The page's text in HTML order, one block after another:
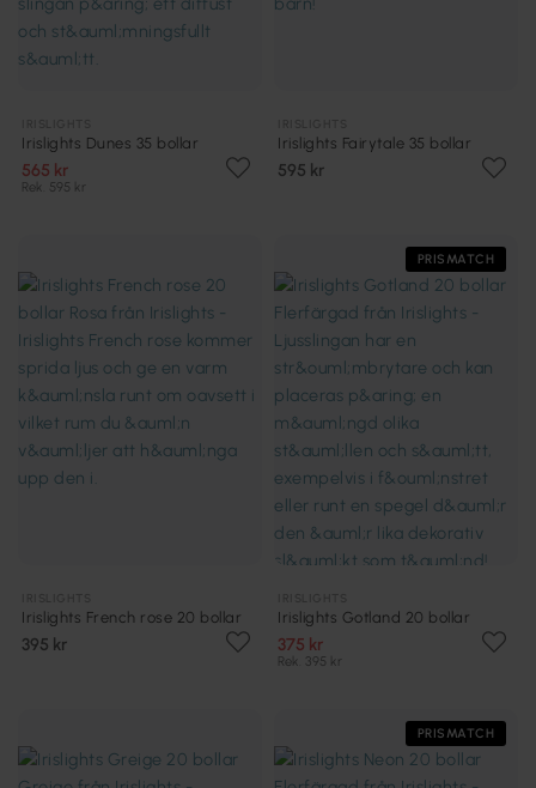
Irislights Dunes 35 bollar
565 kr
Rek. 595 kr
Irislights Fairytale 35 bollar
595 kr
Irislights French rose 20 bollar
395 kr
PRISMATCH
Irislights Gotland 20 bollar
375 kr
Rek. 395 kr
PRISMATCH